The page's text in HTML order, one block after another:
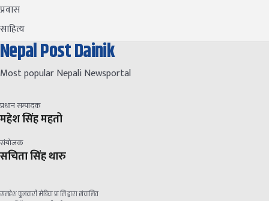
प्रवास
साहित्य
Nepal Post Dainik
Most popular Nepali Newsportal
प्रधान सम्पादक
महेश सिंह महतो
संयोजक
सचिता सिंह थारु
सलहेश फुलवारी मेडिया प्रा लि द्वारा संचालित